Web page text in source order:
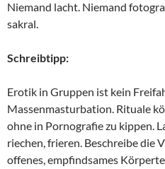
Niemand lacht. Niemand
sakral.
Schreibtipp:
Erotik in Gruppen ist kein
Massenmasturbation. Rituale
ohne in Pornografie zu kippen.
riechen, frieren. Beschreibe die
offenes, empfindsames